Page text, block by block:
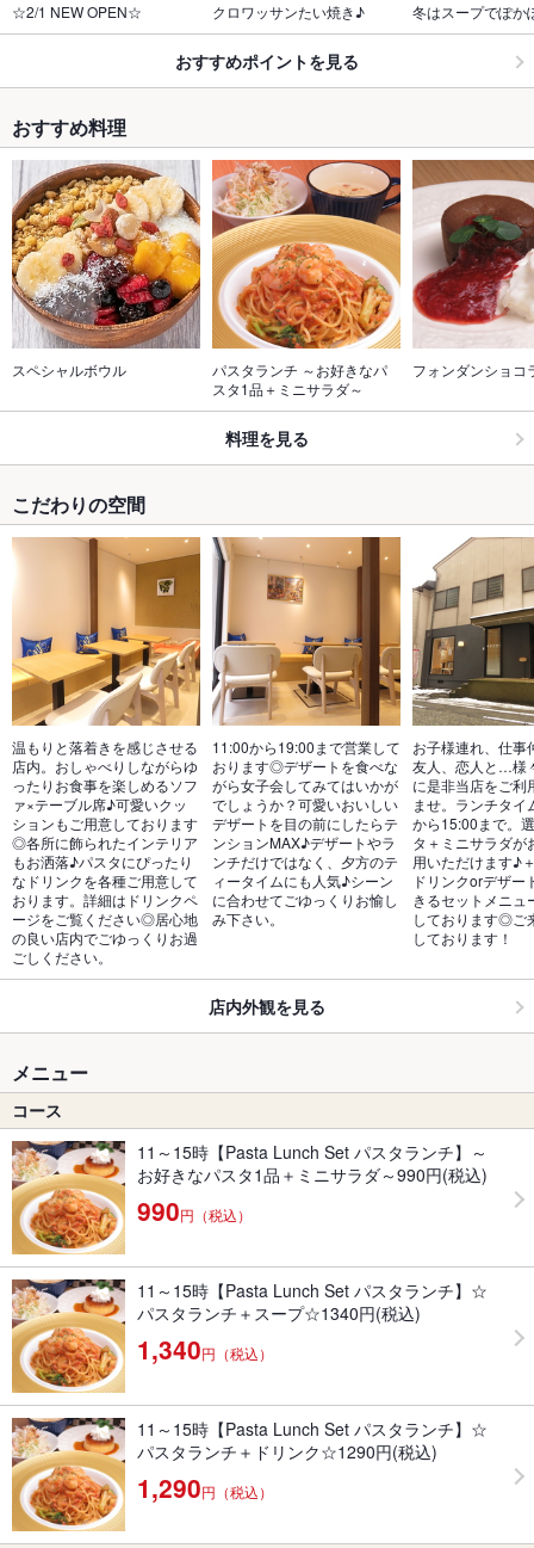
☆2/1 NEW OPEN☆ クロワッサンたい焼き♪ 冬はスープでぽか
おすすめポイントを見る
おすすめ料理
スペシャルボウル
パスタランチ ～お好きなパ
スタ1品＋ミニサラダ～
フォンダンショコ
料理を見る
こだわりの空間
温もりと落着きを感じさせる
店内。おしゃべりしながらゆ
ったりお食事を楽しめるソフ
ァ×テーブル席♪可愛いクッ
ションもご用意しております
◎各所に飾られたインテリア
もお洒落♪パスタにぴったり
なドリンクを各種ご用意して
おります。詳細はドリンクペ
ージをご覧ください◎居心地
の良い店内でごゆっくりお過
ごしください。
11:00から19:00まで営業して
おります◎デザートを食べな
がら女子会してみてはいかが
でしょうか？可愛いおいしい
デザートを目の前にしたらテ
ンションMAX♪デザートやラ
ンチだけではなく、夕方のテ
ィータイムにも人気♪シーン
に合わせてごゆっくりお愉し
み下さい。
お子様連れ、仕事
友人、恋人と…様
に是非当店をご利
ませ。ランチタイ
から15:00まで。
タ＋ミニサラダが
用いただけます♪
ドリンクorデザー
きるセットメニュ
しております◎ご
しております！
店内外観を見る
メニュー
コース
11～15時【Pasta Lunch Set パスタランチ】～
お好きなパスタ1品＋ミニサラダ～990円(税込)
990円（税込）
11～15時【Pasta Lunch Set パスタランチ】☆
パスタランチ＋スープ☆1340円(税込)
1,340円（税込）
11～15時【Pasta Lunch Set パスタランチ】☆
パスタランチ＋ドリンク☆1290円(税込)
1,290円（税込）